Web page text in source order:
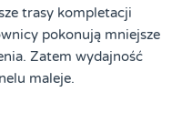
trasy kompletacji
pokonują mniejsze
Zatem wydajność
maleje.